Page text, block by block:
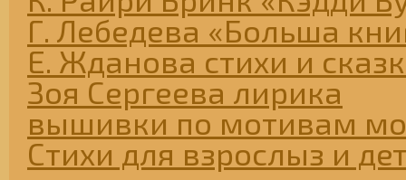
Г. Лебедева «Больша
Е. Жданова стихи и
Зоя Сергеева лирика
вышивки по мотивам
Стихи для взрослыз и